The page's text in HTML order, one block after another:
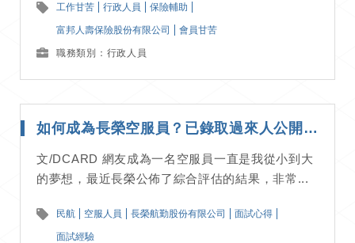
工作甘苦 行政人員 保險輔助
富邦人壽保險股份有限公司 會員甘苦
職務類別：行政人員
如何成為長榮空服員？已錄取過來人公開準備秘訣與面試流程｜面試經驗分享
文/DCARD 網友成為一名空服員一直是我從小到大
的夢想，最近長榮公佈了綜合評估的結果，非常...
民航 空服人員 長榮航勤股份有限公司 面試心得
面試經驗